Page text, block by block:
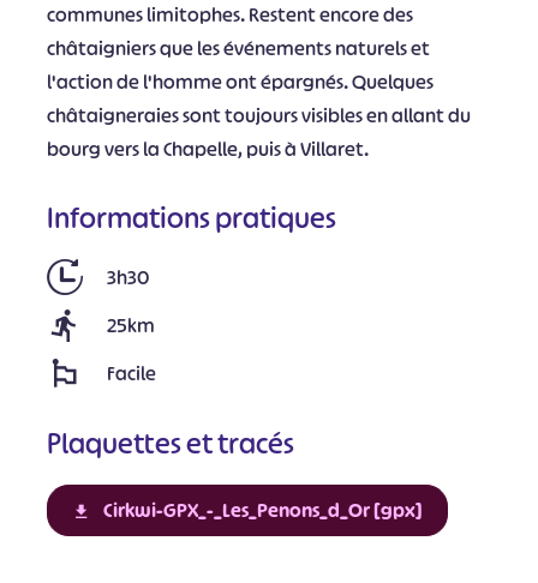
communes limitophes. Restent encore des
châtaigniers que les événements naturels et
l'action de l'homme ont épargnés. Quelques
châtaigneraies sont toujours visibles en allant du
bourg vers la Chapelle, puis à Villaret.
Informations pratiques
3h30
25km
Facile
Plaquettes et tracés
Cirkwi-GPX_-_Les_Penons_d_Or [gpx]